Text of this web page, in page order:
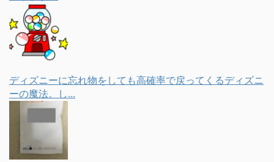
ディズニーに忘れ物をしても高確率で戻ってくるディズニ
ーの魔法。し...